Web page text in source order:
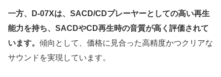
一方、D-07Xは、SACD/CDプレーヤーとしての高い再生
能力を持ち、SACDやCD再生時の音質が高く評価されて
います。 傾向として、価格に見合った高精度かつクリアな
サウンドを実現しています。